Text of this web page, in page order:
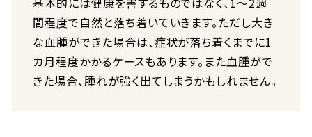
間程度で自然と落ち着いていきます。ただし大き
な血腫ができた場合は、症状が落ち着くまでに1
カ月程度かかるケースもあります。また血腫がで
きた場合、腫れが強く出てしまうかもしれません。